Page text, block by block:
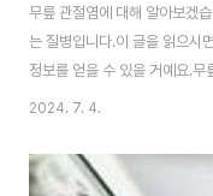
무릎 관절염에 대해 알아보겠
는 질병입니다.이 글을 읽으시
정보를 얻을 수 있을 거예요.무
관절 주변의 골 조직이 염증을
발생할 확률이 높아지며, 골다
있습니다.무릎 관절염은 조기
2024. 7. 4.